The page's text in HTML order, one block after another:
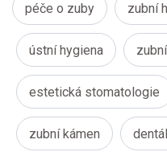
péče o zuby zubní
ústní hygiena
estetická stomatologie
zubní kámen